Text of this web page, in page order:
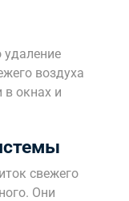
удаление
воздуха
в окнах и
свежего
Они